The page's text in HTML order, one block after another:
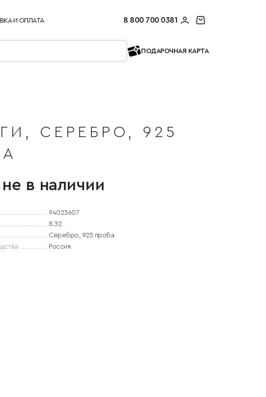
И ОПЛАТА 8 800 700 0381
ПОДАРОЧНАЯ КАРТА
СЕРЕБРО, 925
в наличии
94023607
8.32
Серебро, 925 проба
Россия